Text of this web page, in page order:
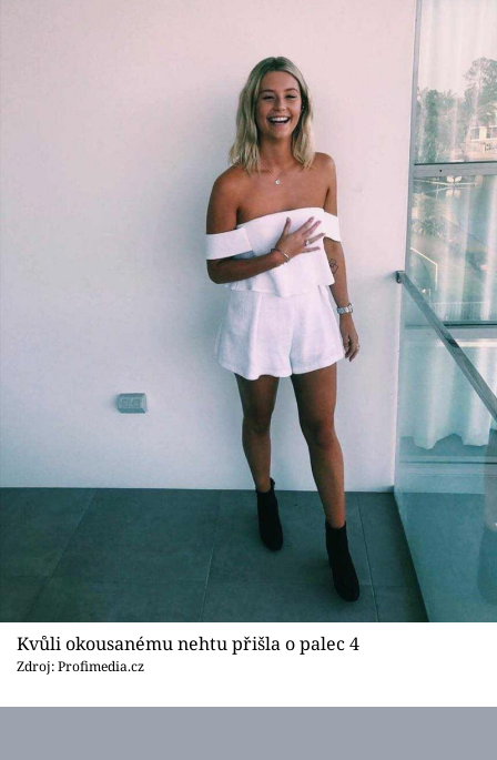
Kvůli okousanému nehtu přišla o palec 4
Zdroj: Profimedia.cz